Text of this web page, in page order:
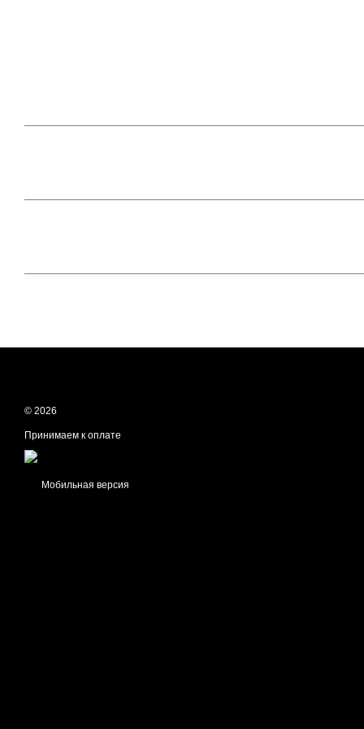
© 2026
Принимаем к оплате
Мобильная версия